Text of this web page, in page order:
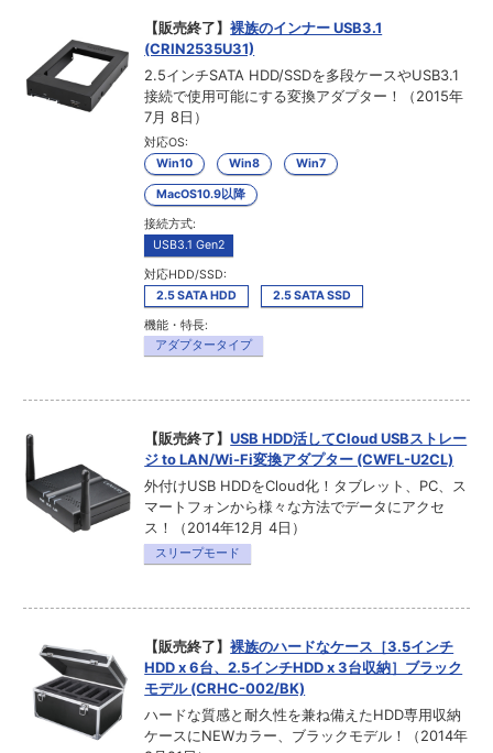
【販売終了】裸族のインナー USB3.1
(CRIN2535U31)
2.5インチSATA HDD/SSDを多段ケースやUSB3.1
接続で使用可能にする変換アダプター！（2015年
7月 8日）
対応OS:
Win10
Win8 Win7
MacOS10.9以降
接続方式:
USB3.1 Gen2
対応HDD/SSD:
2.5 SATA HDD
2.5 SATA SSD
機能・特長:
アダプタータイプ
【販売終了】USB HDD活してCloud USBストレー
ジ to LAN/Wi-Fi変換アダプター (CWFL-U2CL)
外付けUSB HDDをCloud化！タブレット、PC、ス
マートフォンから様々な方法でデータにアクセ
ス！（2014年12月 4日）
スリープモード
【販売終了】裸族のハードなケース［3.5インチ
HDD x 6台、2.5インチHDD x 3台収納］ブラック
モデル (CRHC-002/BK)
ハードな質感と耐久性を兼ね備えたHDD専用収納
ケースにNEWカラー、ブラックモデル！（2014年